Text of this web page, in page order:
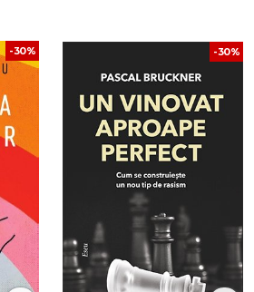
-30% -30%